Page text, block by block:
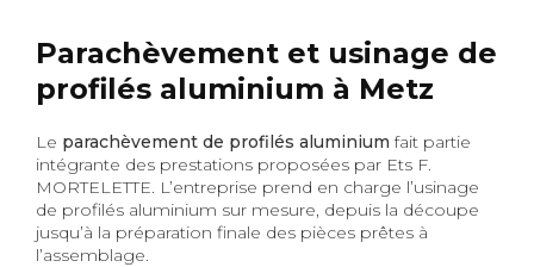
Parachèvement et usinage de
profilés aluminium à Metz
Le parachèvement de profilés aluminium fait partie
intégrante des prestations proposées par Ets F.
MORTELETTE. L’entreprise prend en charge l’usinage
de profilés aluminium sur mesure, depuis la découpe
jusqu’à la préparation finale des pièces prêtes à
l’assemblage.